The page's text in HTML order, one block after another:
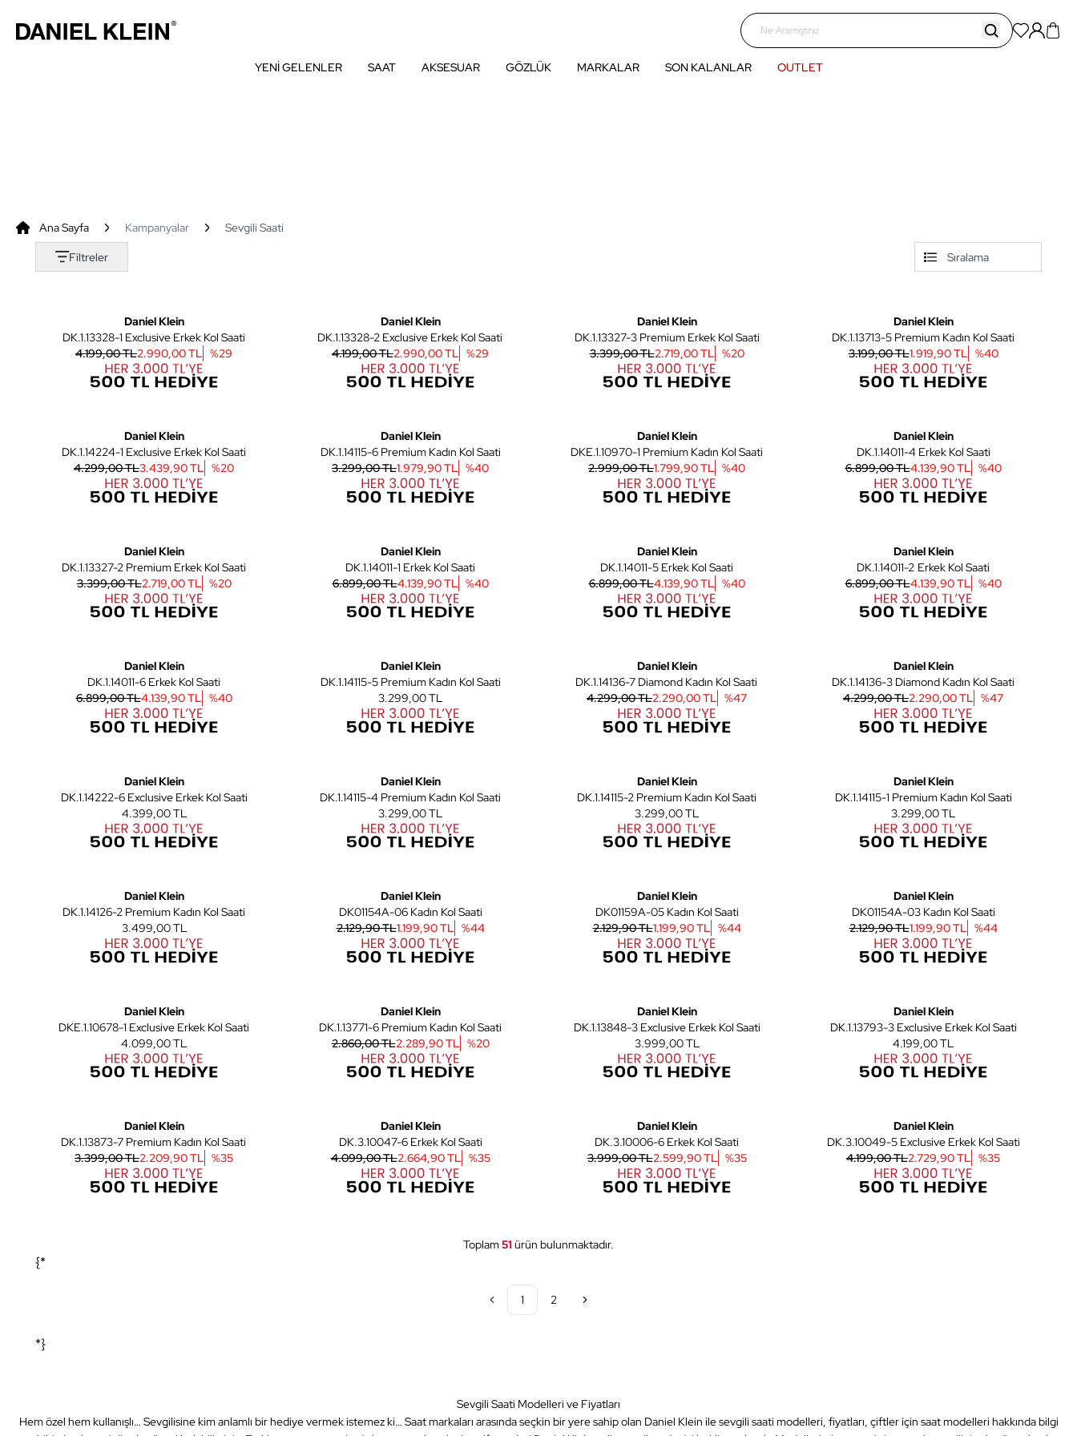
YENİ GELENLER SAAT AKSESUAR GÖZLÜK MARKALAR SON KALANLAR OUTLET
Ana Sayfa Kampanyalar Sevgili Saati
Filtreler
Daniel Klein
DK.1.13328-1 Exclusive Erkek Kol Saati
4.199,00 TL2.990,00 TL %29
Daniel Klein
DK.1.13328-2 Exclusive Erkek Kol Saati
4.199,00 TL2.990,00 TL %29
Daniel Klein
DK.1.13327-3 Premium Erkek Kol Saati
3.399,00 TL2.719,00 TL %20
Daniel Klein
DK.1.13713-5 Premium Kadın Kol Saati
3.199,00 TL1.919,90 TL %40
Daniel Klein
DK.1.14224-1 Exclusive Erkek Kol Saati
4.299,00 TL3.439,90 TL %20
Daniel Klein
DK.1.14115-6 Premium Kadın Kol Saati
3.299,00 TL1.979,90 TL %40
Daniel Klein
DKE.1.10970-1 Premium Kadın Kol Saati
2.999,00 TL1.799,90 TL %40
Daniel Klein
DK.1.14011-4 Erkek Kol Saati
6.899,00 TL4.139,90 TL %40
Daniel Klein
DK.1.13327-2 Premium Erkek Kol Saati
3.399,00 TL2.719,00 TL %20
Daniel Klein
DK.1.14011-1 Erkek Kol Saati
6.899,00 TL4.139,90 TL %40
Daniel Klein
DK.1.14011-5 Erkek Kol Saati
6.899,00 TL4.139,90 TL %40
Daniel Klein
DK.1.14011-2 Erkek Kol Saati
6.899,00 TL4.139,90 TL %40
Daniel Klein
DK.1.14011-6 Erkek Kol Saati
6.899,00 TL4.139,90 TL %40
Daniel Klein
DK.1.14115-5 Premium Kadın Kol Saati
3.299,00 TL
Daniel Klein
DK.1.14136-7 Diamond Kadın Kol Saati
4.299,00 TL2.290,00 TL %47
Daniel Klein
DK.1.14136-3 Diamond Kadın Kol Saati
4.299,00 TL2.290,00 TL %47
Daniel Klein
DK.1.14222-6 Exclusive Erkek Kol Saati
4.399,00 TL
Daniel Klein
DK.1.14115-4 Premium Kadın Kol Saati
3.299,00 TL
Daniel Klein
DK.1.14115-2 Premium Kadın Kol Saati
3.299,00 TL
Daniel Klein
DK.1.14115-1 Premium Kadın Kol Saati
3.299,00 TL
Daniel Klein
DK.1.14126-2 Premium Kadın Kol Saati
3.499,00 TL
Daniel Klein
DK01154A-06 Kadın Kol Saati
2.129,90 TL1.199,90 TL %44
Daniel Klein
DK01159A-05 Kadın Kol Saati
2.129,90 TL1.199,90 TL %44
Daniel Klein
DK01154A-03 Kadın Kol Saati
2.129,90 TL1.199,90 TL %44
Daniel Klein
DKE.1.10678-1 Exclusive Erkek Kol Saati
4.099,00 TL
Daniel Klein
DK.1.13771-6 Premium Kadın Kol Saati
2.860,00 TL2.289,90 TL %20
Daniel Klein
DK.1.13848-3 Exclusive Erkek Kol Saati
3.999,00 TL
Daniel Klein
DK.1.13793-3 Exclusive Erkek Kol Saati
4.199,00 TL
Daniel Klein
DK.1.13873-7 Premium Kadın Kol Saati
3.399,00 TL2.209,90 TL %35
Daniel Klein
DK.3.10047-6 Erkek Kol Saati
4.099,00 TL2.664,90 TL %35
Daniel Klein
DK.3.10006-6 Erkek Kol Saati
3.999,00 TL2.599,90 TL %35
Daniel Klein
DK.3.10049-5 Exclusive Erkek Kol Saati
4.199,00 TL2.729,90 TL %35
Toplam51ürün bulunmaktadır.
{*
1 2
*}
Sevgili Saati Modelleri ve Fiyatları
Hem özel hem kullanışlı… Sevgilisine kim anlamlı bir hediye vermek istemez ki… Saat markaları arasında seçkin bir yere sahip olan Daniel Klein ile sevgili saati modelleri, fiyatları, çiftler için saat modelleri hakkında bilgi